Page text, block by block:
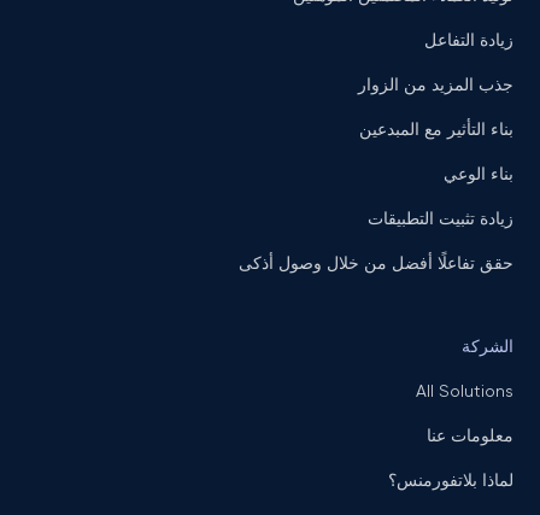
زيادة التفاعل
جذب المزيد من الزوار
بناء التأثير مع المبدعين
بناء الوعي
زيادة تثبيت التطبيقات
حقق تفاعلًا أفضل من خلال وصول أذكى
الشركة
All Solutions
معلومات عنا
لماذا بلاتفورمنس؟